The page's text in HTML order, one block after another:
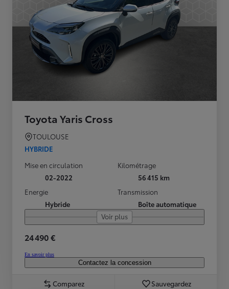
Toyota Yaris Cross
TOULOUSE
HYBRIDE
Mise en circulation
02-2022
Kilométrage
56 415 km
Energie
Hybride
Transmission
Boîte automatique
Voir plus
24 490 €
En savoir plus
Contactez la concession
Comparez Sauvegardez